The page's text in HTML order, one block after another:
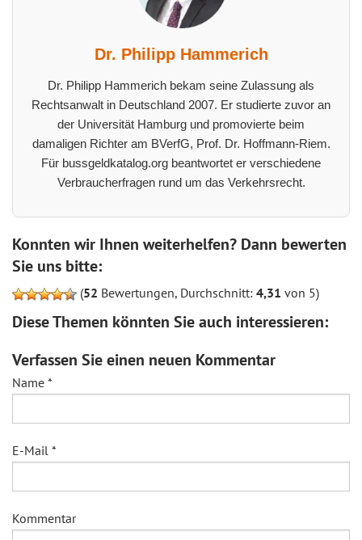
Dr. Philipp Hammerich
Dr. Philipp Hammerich bekam seine Zulassung als
Rechtsanwalt in Deutschland 2007. Er studierte zuvor an
der Universität Hamburg und promovierte beim
damaligen Richter am BVerfG, Prof. Dr. Hoffmann-Riem.
Für bussgeldkatalog.org beantwortet er verschiedene
Verbraucherfragen rund um das Verkehrsrecht.
Konnten wir Ihnen weiterhelfen? Dann bewerten
Sie uns bitte:
(52 Bewertungen, Durchschnitt: 4,31 von 5)
Diese Themen könnten Sie auch interessieren:
Verfassen Sie einen neuen Kommentar
Name *
E-Mail *
Kommentar